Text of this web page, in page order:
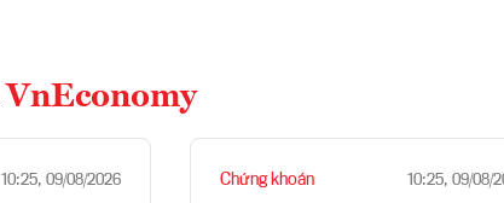
VnEconomy
10:25, 09/08/2026 Chứng khoán 10:25, 09/08/